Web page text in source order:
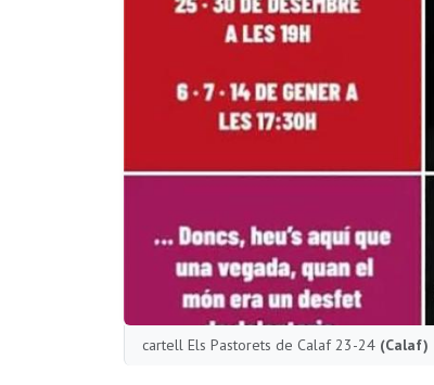
cartell Els Pastorets de Calaf 23-24 (Calaf)